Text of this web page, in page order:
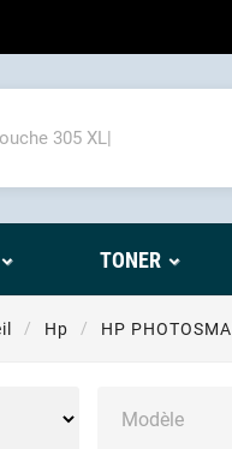
TONER
Hp HP